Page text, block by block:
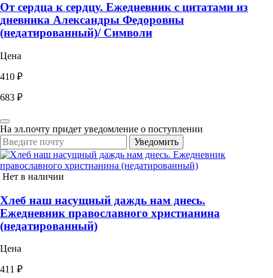
От сердца к сердцу. Ежедневник с цитатами из
дневника Александры Федоровны
(недатированный)/ Символи
Цена
410 ₽
683 ₽
На эл.почту придет уведомление о поступлении
Уведомить
Нет в наличии
Хлеб наш насущный даждь нам днесь.
Ежедневник православного христианина
(недатированный)
Цена
411 ₽